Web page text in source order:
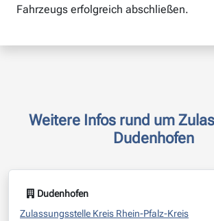
Fahrzeugs erfolgreich abschließen.
Weitere Infos rund um
Dudenhofen
Dudenhofen
Zulassungsstelle Kreis Rhein-Pfalz-Kreis